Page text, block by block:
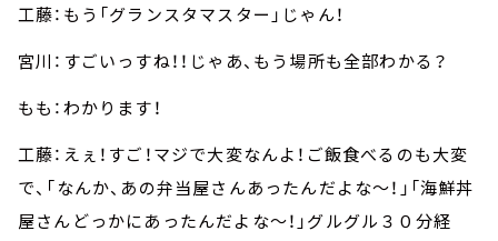
工藤：もう「グランスタマスター」じゃん！
宮川：すごいっすね！！じゃあ、もう場所も全部わかる？
もも：わかります！
工藤：えぇ！すご！マジで大変なんよ！ご飯食べるのも大変
で、「なんか、あの弁当屋さんあったんだよな～！」「海鮮丼
屋さんどっかにあったんだよな～！」グルグル３０分経